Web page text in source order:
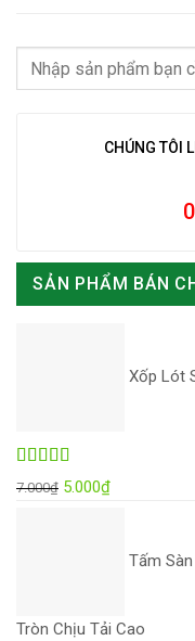
CHÚNG TÔI
SẢN PHẨM BÁN
Xốp Lót
Được xếp
hạng5.00 5
7.000₫ Giá
5.000₫Giá
Tấm
Tròn Chịu Tải Cao